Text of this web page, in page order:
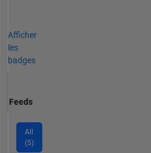
Afficher
les
badges
Feeds
All
(5)